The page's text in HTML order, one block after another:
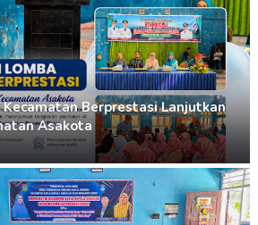
Berprestasi Lanjutkan
Asakota